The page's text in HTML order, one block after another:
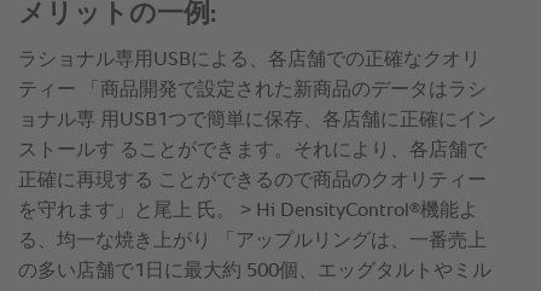
メリットの一例:
ラショナル専用USBによる、各店舗での正確なクオリ
ティー 「商品開発で設定された新商品のデータはラシ
ョナル専 用USB1つで簡単に保存、各店舗に正確にイン
ストールす ることができます。それにより、各店舗で
正確に再現する ことができるので商品のクオリティー
を守れます」と尾上 氏。 ˃ Hi DensityControl ®機能よ
る、均一な焼き上がり 「アップルリングは、一番売上
の多い店舗で1日に最大約 500個、エッグタルトやミル